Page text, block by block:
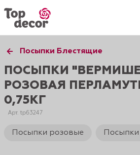
Посыпки Блестящие
ПОСЫПКИ
РОЗОВАЯ
0,75КГ
Арт. tp63247
Посыпки розовые